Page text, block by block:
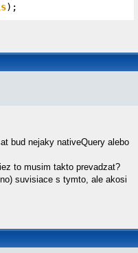
);
bud nejaky nativeQuery alebo
to musim takto prevadzat?
suvisiace s tymto, ale akosi